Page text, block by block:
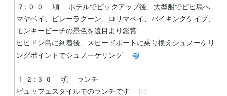
7:00 頃 ホテルでピックアップ後、大型船でピピ島へ
マヤベイ、ピレーラグーン、ロサマベイ、バイキングケイブ、
モンキービーチの景色を遠目より鑑賞
ピピドン島に到着後、スピードボートに乗り換えシュノーケリ
ングポイントでシュノーケリング 🤿
12:30 頃 ランチ
ビュッフェスタイルでのランチです 🍽️